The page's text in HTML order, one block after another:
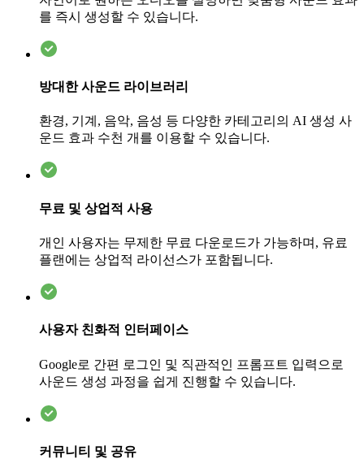
를 즉시 생성할 수 있습니다.
방대한 사운드 라이브러리
환경, 기계, 음악, 음성 등 다양한 카테고리의 AI 생성 사
운드 효과 수천 개를 이용할 수 있습니다.
무료 및 상업적 사용
개인 사용자는 무제한 무료 다운로드가 가능하며, 유료
플랜에는 상업적 라이선스가 포함됩니다.
사용자 친화적 인터페이스
Google로 간편 로그인 및 직관적인 프롬프트 입력으로
사운드 생성 과정을 쉽게 진행할 수 있습니다.
커뮤니티 및 공유